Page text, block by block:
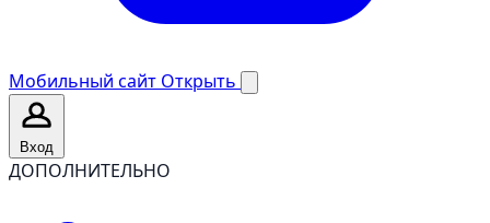
Мобильный сайт Открыть
Вход
ДОПОЛНИТЕЛЬНО